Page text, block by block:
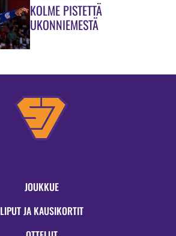
KOLME PISTETTÄ
UKONNIEMESTÄ
JOUKKUE
LIPUT JA KAUSIKORTIT